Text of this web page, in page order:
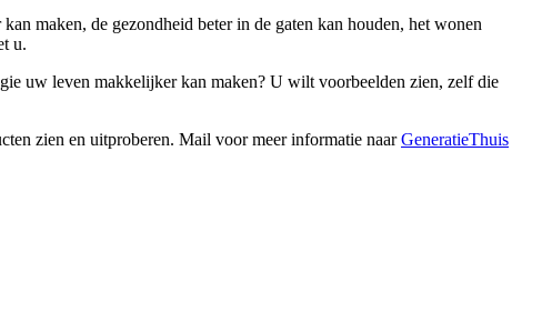
maken, de gezondheid beter in de gaten kan houden, het wonen
u.
uw leven makkelijker kan maken? U wilt voorbeelden zien, zelf die
zien en uitproberen. Mail voor meer informatie naarGeneratieThuis